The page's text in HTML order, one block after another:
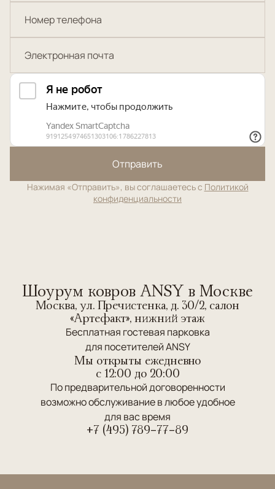
Отправить
Нажимая «Отправить», вы соглашаетесь с Политикой
конфиденциальности
Шоурум ковров ANSY в Москве
Москва, ул. Пречистенка, д. 30/2, салон
«Артефакт», нижний этаж
Бесплатная гостевая парковка
для посетителей ANSY
Мы открыты ежедневно
c 12:00 до 20:00
По предварительной договоренности
возможно обслуживание в любое удобное
для вас время
+7 (495) 789-77-89